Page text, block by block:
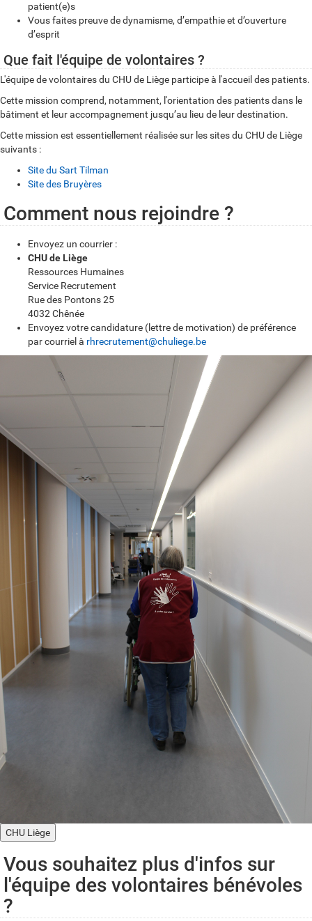
patient(e)s
Vous faites preuve de dynamisme, d’empathie et d’ouverture
d’esprit
Que fait l'équipe de volontaires ?
L'équipe de volontaires du CHU de Liège participe à l'accueil des patients.
Cette mission comprend, notamment, l'orientation des patients dans le
bâtiment et leur accompagnement jusqu’au lieu de leur destination.
Cette mission est essentiellement réalisée sur les sites du CHU de Liège
suivants :
Site du Sart Tilman
Site des Bruyères
Comment nous rejoindre ?
Envoyez un courrier :
CHU de Liège
Ressources Humaines
Service Recrutement
Rue des Pontons 25
4032 Chênée
Envoyez votre candidature (lettre de motivation) de préférence
par courriel à rhrecrutement@chuliege.be
CHU Liège
Vous souhaitez plus d'infos sur
l'équipe des volontaires bénévoles
?